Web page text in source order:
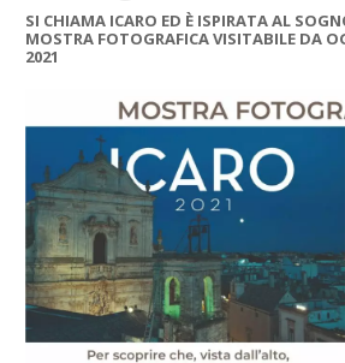
SI CHIAMA ICARO ED È ISPIRATA AL
MOSTRA FOTOGRAFICA VISITABILE DA
2021